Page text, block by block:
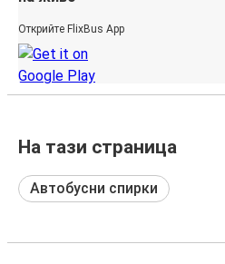
Открийте FlixBus App
На тази страница
Автобусни спирки